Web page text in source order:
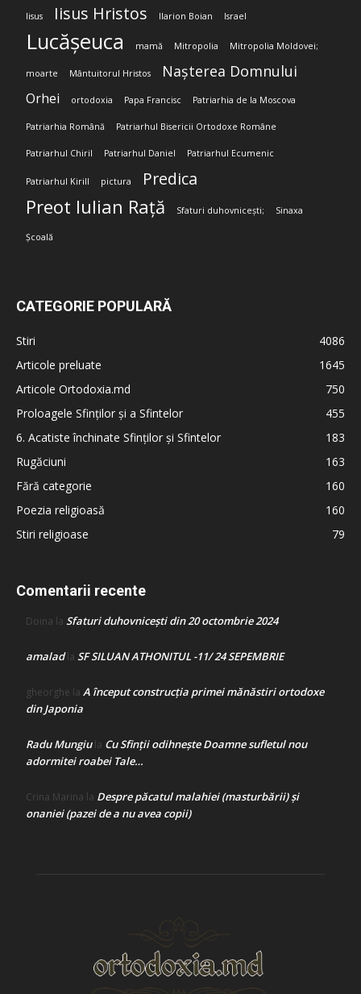
Iisus Iisus Hristos Ilarion Boian Israel
Lucășeuca mamă Mitropolia Mitropolia Moldovei;
moarte Mântuitorul Hristos Nașterea Domnului
Orhei ortodoxia Papa Francisc Patriarhia de la Moscova
Patriarhia Română Patriarhul Bisericii Ortodoxe Române
Patriarhul Chiril Patriarhul Daniel Patriarhul Ecumenic
Patriarhul Kirill pictura Predica
Preot Iulian Rață Sfaturi duhovnicești; Sinaxa
Școală
CATEGORIE POPULARĂ
Stiri
4086
Articole preluate
1645
Articole Ortodoxia.md
750
Proloagele Sfinților și a Sfintelor
455
6. Acatiste închinate Sfinților și Sfintelor
183
Rugăciuni
163
Fără categorie
160
Poezia religioasă
160
Stiri religioase
79
Comentarii recente
Doina la Sfaturi duhovnicești din 20 octombrie 2024
amaladla SF SILUAN ATHONITUL -11/ 24 SEPEMBRIE
gheorghe la A început construcţia primei mănăstiri ortodoxe
din Japonia
Radu Mungiula Cu Sfinții odihnește Doamne sufletul nou
adormitei roabei Tale…
Crina Marina la Despre păcatul malahiei (masturbării) şi
onaniei (pazei de a nu avea copii)